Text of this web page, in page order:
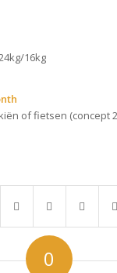
16kg
of fietsen (concept
0